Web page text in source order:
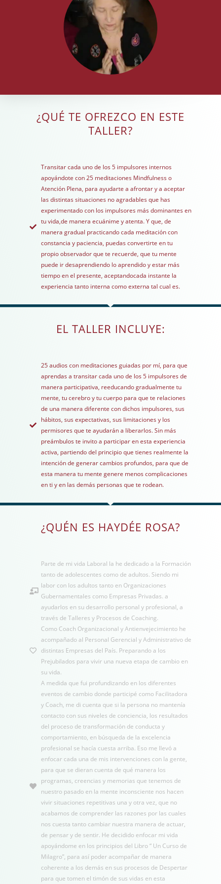
¿QUÉ TE OFREZCO EN ESTE
TALLER?
Transitar cada uno de los 5 impulsores internos
apoyándote con 25 meditaciones Mindfulness o
Atención Plena, para ayudarte a afrontar y a aceptar
las distintas situaciones no agradables que has
experimentado con los impulsores más dominantes en
tu vida,de manera ecuánime y atenta. Y que, de
manera gradual practicando cada meditación con
constancia y paciencia, puedas convertirte en tu
propio observador que te recuerde, que tu mente
puede ir desaprendiendo lo aprendido y estar más
tiempo en el presente, aceptandocada instante la
experiencia tanto interna como externa tal cual es.
EL TALLER INCLUYE:
25 audios con meditaciones guiadas por mí, para que
aprendas a transitar cada uno de los 5 impulsores de
manera participativa, reeducando gradualmente tu
mente, tu cerebro y tu cuerpo para que te relaciones
de una manera diferente con dichos impulsores, sus
hábitos, sus expectativas, sus limitaciones y los
permisores que te ayudarán a liberarlos. Sin más
preámbulos te invito a participar en esta experiencia
activa, partiendo del principio que tienes realmente la
intención de generar cambios profundos, para que de
esta manera tu mente genere menos complicaciones
en ti y en las demás personas que te rodean.
¿QUÉN ES HAYDÉE ROSA?
Parte de mi vida Laboral la he dedicado a la Formación
tanto de adolescentes como de adultos. Siendo mi
labor con los adultos tanto en Organizaciones
Gubernamentales como Empresas Privadas. a
ayudarlos en su desarrollo personal y profesional, a
través de Talleres y Procesos de Coaching.
Como Coach Organizacional y Antienvejecimiento he
acompañado al Personal Gerencial y Administrativo de
distintas Empresas del País. Preparando a los
Prejubilados para vivir una nueva etapa de cambio en
su vida.
A medida que fui profundizando en los diferentes
eventos de cambio donde participé como Facilitadora
y Coach, me di cuenta que si la persona no mantenía
contacto con sus niveles de conciencia, los resultados
del proceso de transformación de conducta y
comportamiento, en búsqueda de la excelencia
profesional se hacía cuesta arriba. Eso me llevó a
enfocar cada una de mis intervenciones con la gente,
para que se dieran cuenta de qué manera los
programas, creencias y memorias que tenemos de
nuestro pasado en la mente inconsciente nos hacen
vivir situaciones repetitivas una y otra vez, que no
acabamos de comprender las razones por las cuales
nos cuesta tanto cambiar nuestra manera de actuar,
de pensar y de sentir. He decidido enfocar mi vida
apoyándome en los principios del Libro “ Un Curso de
Milagro”, para así poder acompañar de manera
coherente a los demás en sus procesos de Despertar
para que tomen el timón de sus vidas en esta